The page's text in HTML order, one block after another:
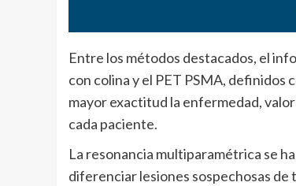
Entre los métodos destacados, el
con colina y el PET PSMA,
mayor exactitud la enfermedad,
cada paciente.
La resonancia multiparamétrica se
diferenciar lesiones sospechosas